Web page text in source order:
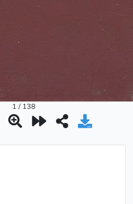
1 / 138